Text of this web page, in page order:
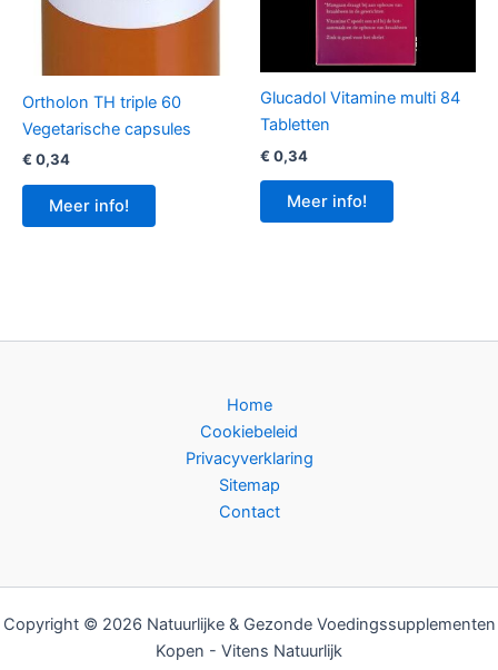
Ortholon TH triple 60
Vegetarische capsules
€ 0,34
Meer info!
Glucadol Vitamine multi 84
Tabletten
€ 0,34
Meer info!
Home
Cookiebeleid
Privacyverklaring
Sitemap
Contact
Copyright © 2026 Natuurlijke & Gezonde Voedingssupplementen
Kopen - Vitens Natuurlijk